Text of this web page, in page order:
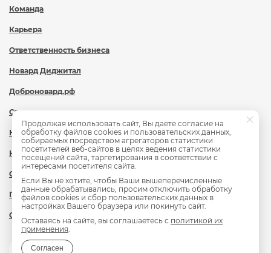
Команда
Карьера
Ответственность бизнеса
Новард Диджитал
Доброновард.рф
Статьи
Новости
Контакты
Охрана труда
Политика обработки персональных данных
Сведения об образовательной организации
Продолжая использовать сайт, Вы даете согласие на
обработку файлов cookies и пользовательских данных,
собираемых посредством агрегаторов статистики
посетителей веб-сайтов в целях ведения статистики
посещений сайта, таргетирования в соответствии с
интересами посетителя сайта.
Если Вы не хотите, чтобы Ваши вышеперечисленные
данные обрабатывались, просим отключить обработку
файлов cookies и сбор пользовательских данных в
настройках Вашего браузера или покинуть сайт.
Оставаясь на сайте, вы соглашаетесь с политикой их
применения.
Согласен